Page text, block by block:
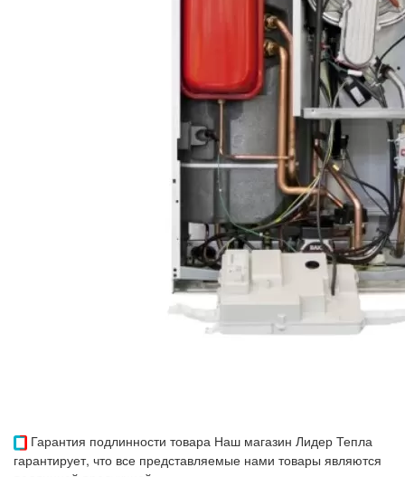
Гарантия подлинности товара Наш магазин Лидер Тепла
гарантирует, что все представляемые нами товары являются